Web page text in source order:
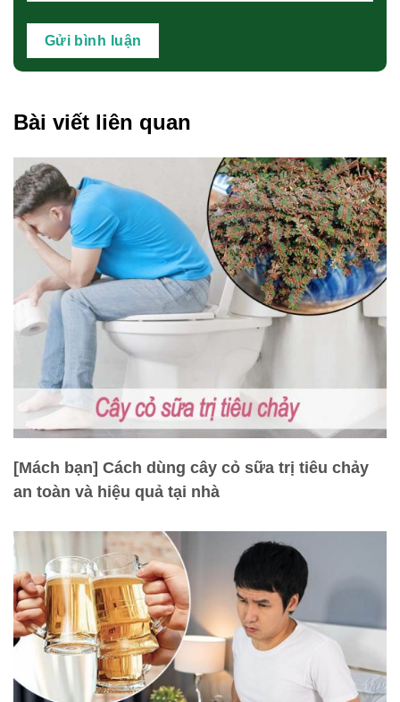
Bài viết liên quan
[Mách bạn] Cách dùng cây cỏ sữa trị tiêu chảy
an toàn và hiệu quả tại nhà